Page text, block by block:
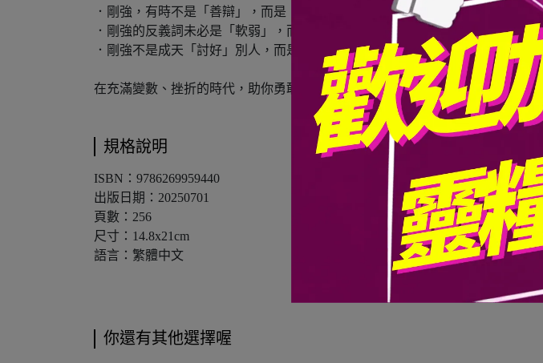
．剛強，有時不是「善辯」，而是「善忽略」，忽略某些低格調的攻訐
．剛強的反義詞未必是「軟弱」，而是「逞強」
．剛強不是成天「討好」別人，而是活出「討喜」的生命
在充滿變數、挫折的時代，助你勇敢走當行的路，作真正的贏家！
規格說明
ISBN：9786269959440
出版日期：20250701
頁數：256
尺寸：14.8x21cm
語言：繁體中文
你還有其他選擇喔